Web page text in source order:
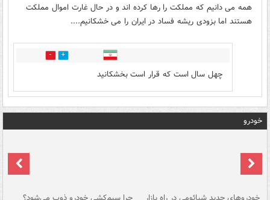
همه می دانیم که مملکت را رها کرده اند و در حال غارت اموال مملکت
هستند اما بزودی ریشه فساد در ایران را می خشکانیم....
2
چهل سال است که قرار است بخشکانید
خودرو